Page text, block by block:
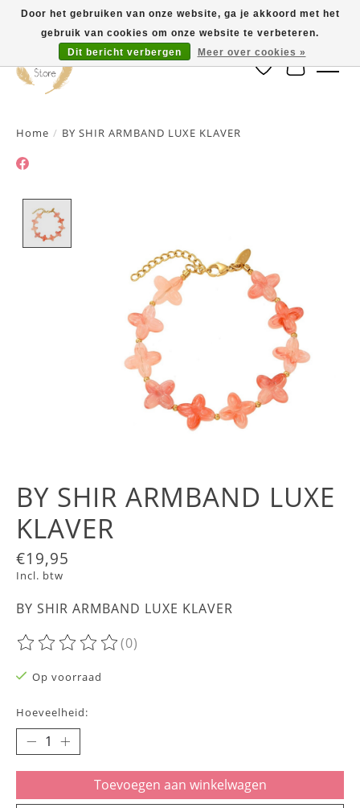
Verlanglijst
Home / BY SHIR ARMBAND LUXE KLAVER
BY SHIR ARMBAND LUXE
KLAVER
€19,95
Incl. btw
BY SHIR ARMBAND LUXE KLAVER
De beoordeling van dit product is
(0)
Op voorraad
Hoeveelheid:
Toevoegen aan winkelwagen
Door het gebruiken van onze website, ga je akkoord met het
gebruik van cookies om onze website te verbeteren.
Dit bericht verbergen
Meer over cookies »